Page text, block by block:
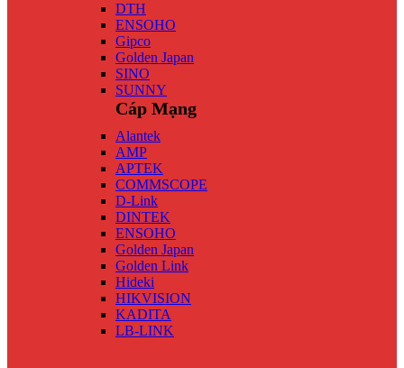
DTH
ENSOHO
Gipco
Golden Japan
SINO
SUNNY
Cáp Mạng
Alantek
AMP
APTEK
COMMSCOPE
D-Link
DINTEK
ENSOHO
Golden Japan
Golden Link
Hideki
HIKVISION
KADITA
LB-LINK